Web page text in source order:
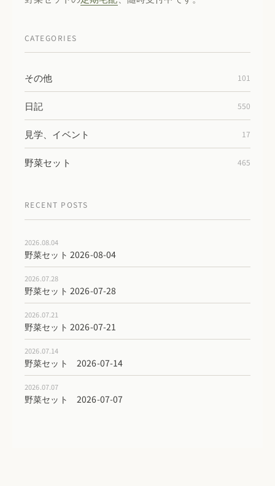
CATEGORIES
その他 101
日記 550
見学、イベント 17
野菜セット 465
RECENT POSTS
2026.08.04
野菜セット 2026-08-04
2026.07.28
野菜セット 2026-07-28
2026.07.21
野菜セット 2026-07-21
2026.07.14
野菜セット 2026-07-14
2026.07.07
野菜セット 2026-07-07